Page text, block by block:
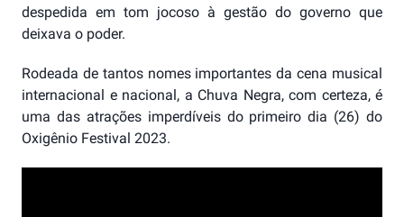
despedida em tom jocoso à gestão do governo que
deixava o poder.
Rodeada de tantos nomes importantes da cena musical
internacional e nacional, a Chuva Negra, com certeza, é
uma das atrações imperdíveis do primeiro dia (26) do
Oxigênio Festival 2023.